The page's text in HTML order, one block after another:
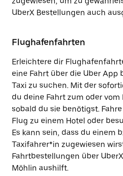
UberX Bestellungen auch
Flughafenfahrten
Erleichtere dir
eine Fahrt über die Uber App
Taxi zu suchen. Mit der
du deine Fahrt zum oder
sobald du sie benötigst.
Flug zu einem Hotel oder
Es kann sein, dass du einem
Taxifahrer*in zugewiesen
Fahrtbestellungen über
Möhlin aushilft.